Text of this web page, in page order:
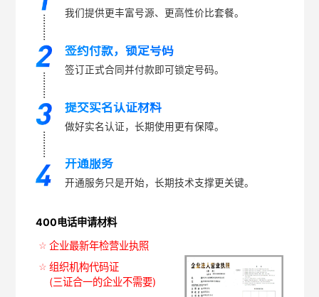
我们提供更丰富号源、更高性价比套餐。
签约付款，锁定号码
签订正式合同并付款即可锁定号码。
提交实名认证材料
做好实名认证，长期使用更有保障。
开通服务
开通服务只是开始，长期技术支撑更关键。
400电话申请材料
企业最新年检营业执照
组织机构代码证
(三证合一的企业不需要)